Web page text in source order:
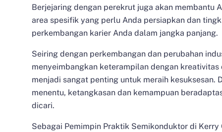
Berjejaring dengan perekrut juga akan membantu
area spesifik yang perlu Anda persiapkan dan
perkembangan karier Anda dalam jangka panjang.
Seiring dengan perkembangan dan perubahan
menyeimbangkan keterampilan dengan
menjadi sangat penting untuk meraih kesuksesan.
menentu, ketangkasan dan kemampuan
dicari.
Sebagai Pemimpin Praktik Semikonduktor di